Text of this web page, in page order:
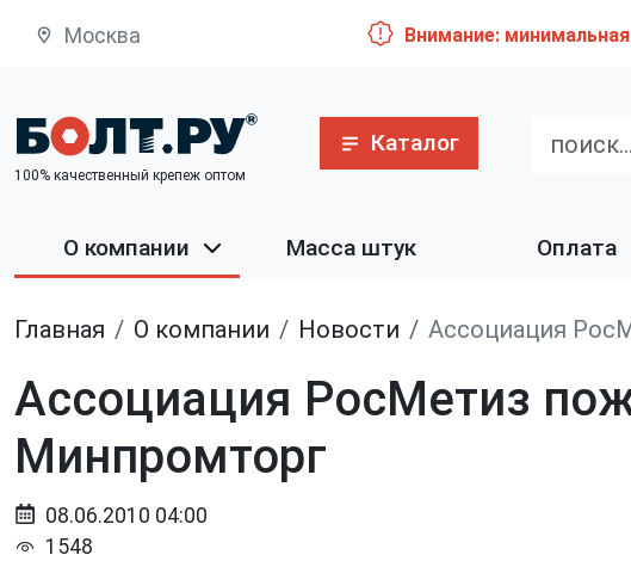
Москва Внимание:
100% качественный крепеж оптом
Каталог
О компании Масса штук Оплата
Главная О компании Новости Ассоциация
Ассоциация РосМетиз
Минпромторг
08.06.2010 04:00
1548